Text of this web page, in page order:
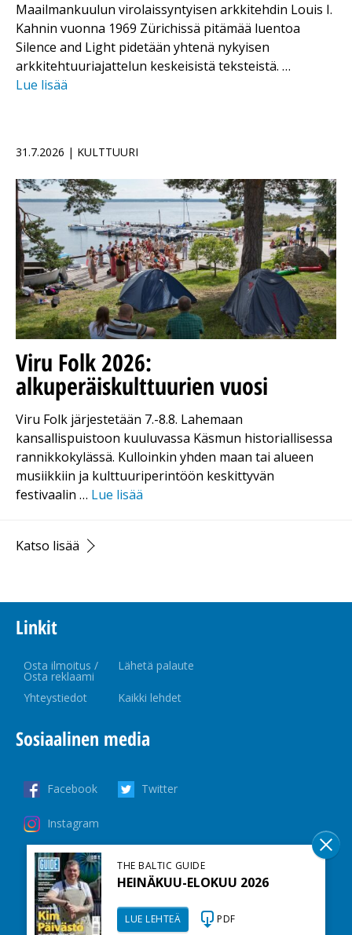
Maailmankuulun virolaissyntyisen arkkitehdin Louis I.
Kahnin vuonna 1969 Zürichissä pitämää luentoa
Silence and Light pidetään yhtenä nykyisen
arkkitehtuuriajattelun keskeisistä teksteistä. …
Lue lisää
31.7.2026 | KULTTUURI
Viru Folk 2026:
alkuperäiskulttuurien vuosi
Viru Folk järjestetään 7.-8.8. Lahemaan
kansallispuistoon kuuluvassa Käsmun historiallisessa
rannikkokylässä. Kulloinkin yhden maan tai alueen
musiikkiin ja kulttuuriperintöön keskittyvän
festivaalin … Lue lisää
Katso lisää
THE BALTIC GUIDE
HEINÄKUU-ELOKUU 2026
LUE LEHTEÄ PDF
Linkit
Osta ilmoitus /
Osta reklaami
Lähetä palaute
Yhteystiedot Kaikki lehdet
Sosiaalinen media
Facebook Twitter
Instagram